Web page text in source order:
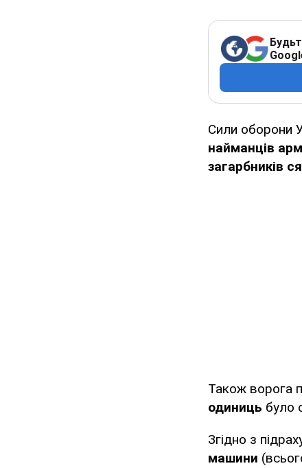
Сили оборони
найманців
загарбників
Також ворога
одиниць було
Згідно з
машини